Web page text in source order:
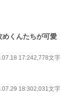
くんたちが可愛
17:242,778文字
18:302,031文字